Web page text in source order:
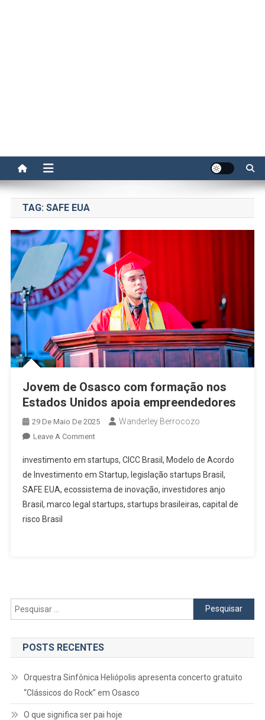
TAG: SAFE EUA
Jovem de Osasco com formação nos
Estados Unidos apoia empreendedores
29 De Maio De 2025 Wanderley Berrocozo
Leave A CommentOn
De
Osasco
Com
Formação
investimento em startups, CICC Brasil, Modelo de Acordo
de Investimento em Startup, legislação startups Brasil,
SAFE EUA, ecossistema de inovação, investidores anjo
Brasil, marco legal startups, startups brasileiras, capital de
risco Brasil
Pesquisar
por:
POSTS RECENTES
Orquestra Sinfônica Heliópolis apresenta concerto gratuito
“Clássicos do Rock” em Osasco
O que significa ser pai hoje